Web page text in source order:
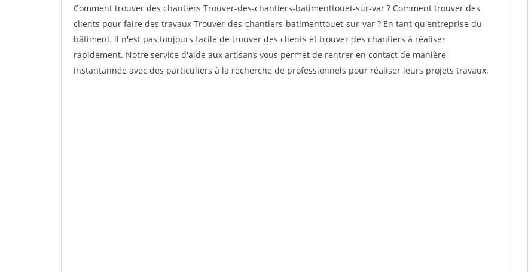
Comment trouver des chantiers Trouver-des-chantiers-batimenttouet-sur-var ? Comment trouver des
clients pour faire des travaux Trouver-des-chantiers-batimenttouet-sur-var ? En tant qu'entreprise du
bâtiment, il n'est pas toujours facile de trouver des clients et trouver des chantiers à réaliser
rapidement. Notre service d'aide aux artisans vous permet de rentrer en contact de manière
instantannée avec des particuliers à la recherche de professionnels pour réaliser leurs projets travaux.